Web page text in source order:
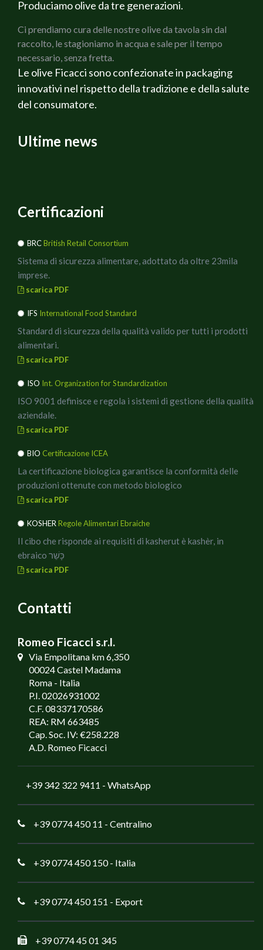
Produciamo olive da tre generazioni.
Ci prendiamo cura delle nostre olive da tavola sin dal
raccolto, le stagioniamo in acqua e sale per il tempo
necessario, senza fretta.
Le olive Ficacci sono confezionate in packaging
innovativi nel rispetto della tradizione e della salute
del consumatore.
Ultime news
Certificazioni
BRCBritish Retail Consortium
Sistema di sicurezza alimentare, adottato da oltre 23mila
imprese.
scarica PDF
IFS International Food Standard
Standard di sicurezza della qualità valido per tutti i prodotti
alimentari.
scarica PDF
ISO Int. Organization for Standardization
ISO 9001 definisce e regola i sistemi di gestione della qualità
aziendale.
scarica PDF
BIO Certificazione ICEA
La certificazione biologica garantisce la conformità delle
produzioni ottenute con metodo biologico
scarica PDF
KOSHER Regole Alimentari Ebraiche
Il cibo che risponde ai requisiti di kasherut è kashèr, in
ebraico כָּשֵׁר
scarica PDF
Contatti
Romeo Ficacci s.r.l.
Via Empolitana km 6,350
00024 Castel Madama
Roma - Italia
P.I. 02026931002
C.F. 08337170586
REA: RM 663485
Cap. Soc. IV: €258.228
A.D. Romeo Ficacci
+39 342 322 9411 - WhatsApp
+39 0774 450 11 - Centralino
+39 0774 450 150- Italia
+39 0774 450 151 - Export
+39 0774 45 01 345